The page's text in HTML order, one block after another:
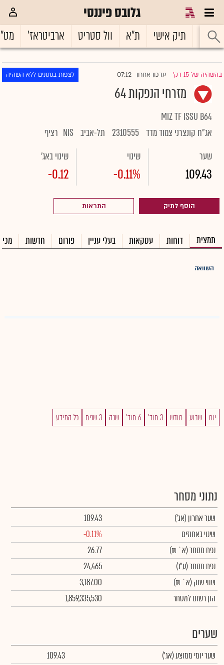
גלובס פיננסי
ראשי תיק אישי ת"א וול סטריט ארביטראז'
בהשהיה של 15 דק' |עדכון אחרון 07:12 לצפות בנתונים ללא השהיה
מזרחי הנפקות 64
MIZ TF ISSU B64
אג"ח קונצרני צמוד מדד 2310555 תל-אביב NIS רציף
שער
109.43
שינוי
-0.11%
שינוי באג'
-0.12
הוסף לתיק התראות
תמצית דוחות עסקאות בעלי עניין פורום חדשות
השוואה
יום שבוע חודש 3 חוד' 6 חוד' שנה 3 שנים כל המידע
נתוני מסחר
שער אחרון (אג')
109.43
שינוי באחוזים
-0.11%
נפח מסחר(א` ₪)
26.77
נפח מסחר(ע"נ)
24,465
שווי שוק (א` ₪)
3,187.00
הון רשום למסחר
1,859,335,530
שערים
שער יומי ממוצע(אג')
109.43